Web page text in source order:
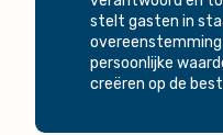
stelt gasten in
persoonlijke
creëren op de